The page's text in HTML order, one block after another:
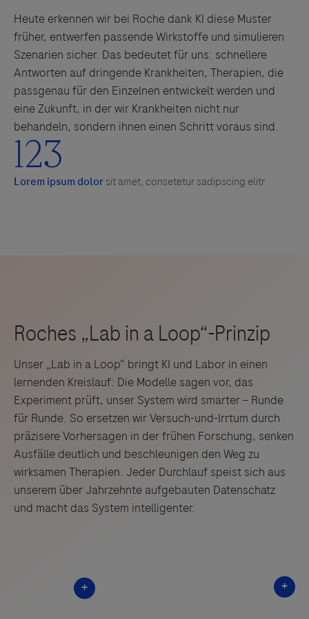
Heute erkennen wir bei Roche dank KI diese Muster
früher, entwerfen passende Wirkstoffe und simulieren
Szenarien sicher. Das bedeutet für uns: schnellere
Antworten auf dringende Krankheiten, Therapien, die
passgenau für den Einzelnen entwickelt werden und
eine Zukunft, in der wir Krankheiten nicht nur
behandeln, sondern ihnen einen Schritt voraus sind.
123
Lorem ipsum dolorsit amet, consetetur sadipscing elitr
Unser „Lab in a Loop“ bringt KI und Labor in einen
lernenden Kreislauf: Die Modelle sagen vor, das
Experiment prüft, unser System wird smarter – Runde
für Runde. So ersetzen wir Versuch-und-Irrtum durch
präzisere Vorhersagen in der frühen Forschung, senken
Ausfälle deutlich und beschleunigen den Weg zu
wirksamen Therapien. Jeder Durchlauf speist sich aus
unserem über Jahrzehnte aufgebauten Datenschatz
und macht das System intelligenter.
+ +